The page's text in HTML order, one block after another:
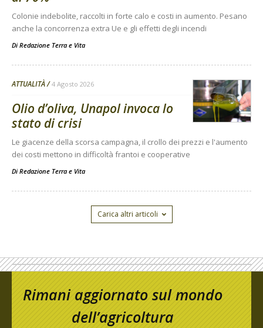
Colonie indebolite, raccolti in forte calo e costi in aumento. Pesano
anche la concorrenza extra Ue e gli effetti degli incendi
Di Redazione Terra e Vita
ATTUALITÀ 4 Agosto 2026
Olio d’oliva, Unapol invoca lo
stato di crisi
Le giacenze della scorsa campagna, il crollo dei prezzi e l'aumento
dei costi mettono in difficoltà frantoi e cooperative
Di Redazione Terra e Vita
Carica altri articoli
Rimani aggiornato sul mondo
dell’agricoltura